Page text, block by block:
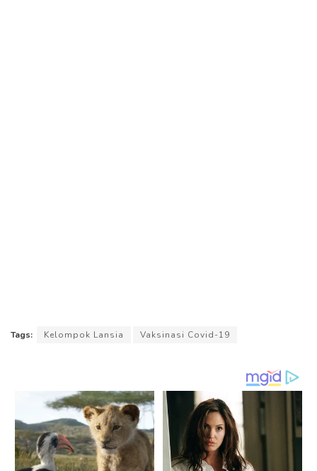
Tags: Kelompok Lansia Vaksinasi Covid-19